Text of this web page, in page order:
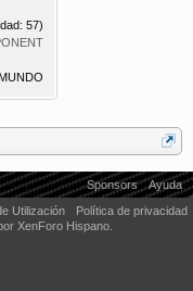
57)
Sponsors
Ayuda
Utilización
Política de privacidad
XenForo Hispano.